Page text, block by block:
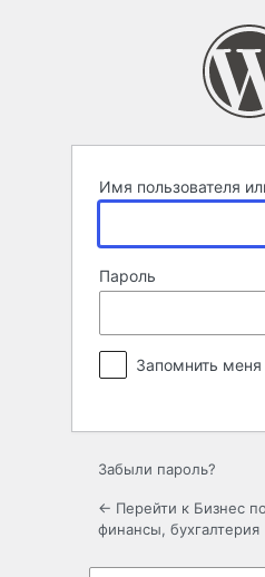
Имя пользователя
Пароль
Запомнить меня
Забыли пароль?
← Перейти к Бизнес
финансы, бухгалтерия